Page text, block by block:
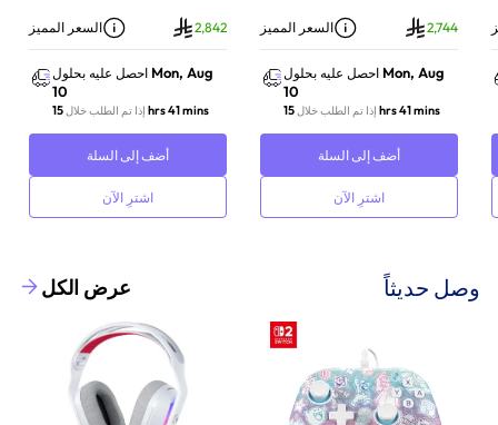
السعر المميز 2,842
احصل عليه بحلول Mon, Aug
10
إذا تم الطلب خلال 15 hrs 41 mins
أضف إلى السلة
اشترِ الآن
Controller لاسلكية – أبيض
السعر المميز 2,744
احصل عليه بحلول Mon, Aug
10
إذا تم الطلب خلال 15 hrs 41 mins
أضف إلى السلة
اشترِ الآن
وصل حديثاً عرض الكل